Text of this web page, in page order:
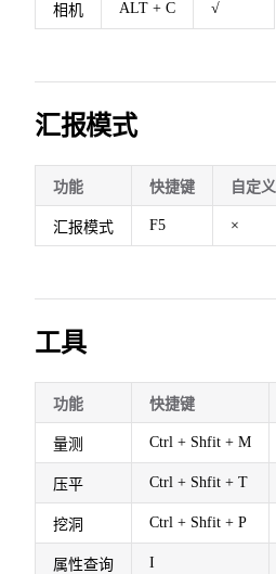
相机 ALT + C √
汇报模式
功能 快捷键 自定义
汇报模式 F5 ×
工具
功能 快捷键
量测 Ctrl + Shfit + M
压平 Ctrl + Shfit + T
挖洞 Ctrl + Shfit + P
属性查询 I